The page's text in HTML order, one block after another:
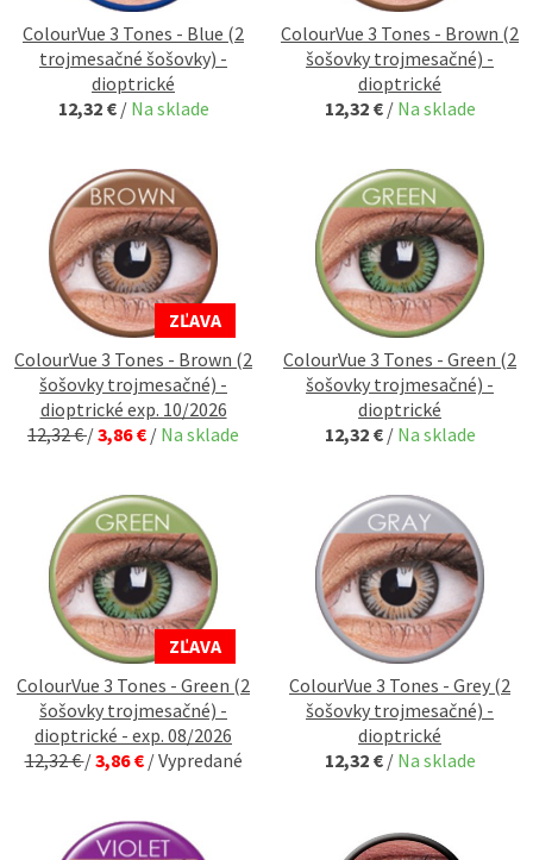
ColourVue 3 Tones - Blue (2
trojmesačné šošovky) -
dioptrické
12,32 € / Na sklade
ColourVue 3 Tones - Brown (2
šošovky trojmesačné) -
dioptrické
12,32 € / Na sklade
ZĽAVA
ColourVue 3 Tones - Brown (2
šošovky trojmesačné) -
dioptrické exp. 10/2026
12,32 €/3,86 € / Na sklade
ColourVue 3 Tones - Green (2
šošovky trojmesačné) -
dioptrické
12,32 € / Na sklade
ZĽAVA
ColourVue 3 Tones - Green (2
šošovky trojmesačné) -
dioptrické - exp. 08/2026
12,32 €/3,86 € /Vypredané
ColourVue 3 Tones - Grey (2
šošovky trojmesačné) -
dioptrické
12,32 € / Na sklade